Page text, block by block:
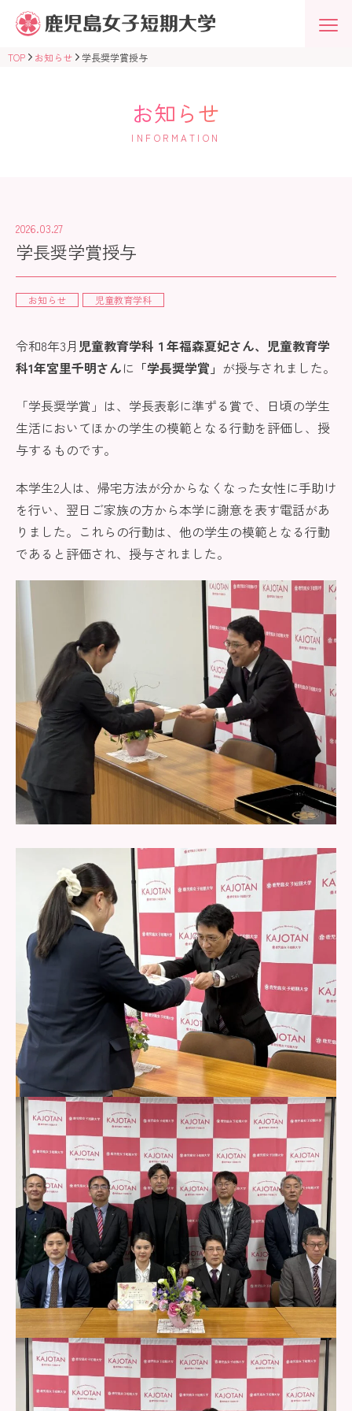
鹿
児
島
女
子
園
TOP お知らせ 学長奨学賞授与
お知らせ
INFORMATION
2026.03.27
学長奨学賞授与
お知らせ 児童教育学科
令和8年3月 児童教育学科１年福森夏妃さん、児童教育学
科1年宮里千明さんに 「学長奨学賞」 が授与されました。
「学長奨学賞」は、学長表彰に準ずる賞で、日頃の学生
生活においてほかの学生の模範となる行動を評価し、授
与するものです。
本学生2人は、帰宅方法が分からなくなった女性に手助け
を行い、翌日ご家族の方から本学に謝意を表す電話があ
りました。これらの行動は、他の学生の模範となる行動
であると評価され、授与されました。